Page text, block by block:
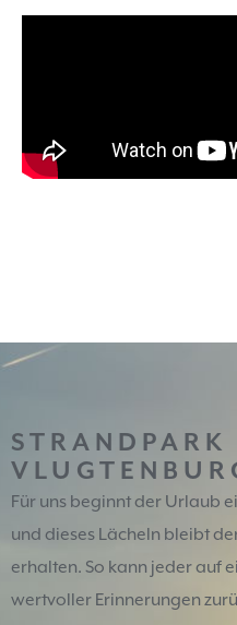
STRANDPARK
Für uns beginnt der Urlaub
und dieses Lächeln bleibt
erhalten. So kann jeder auf
wertvoller Erinnerungen